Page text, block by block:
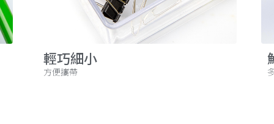
輕巧細小
方便攜帶